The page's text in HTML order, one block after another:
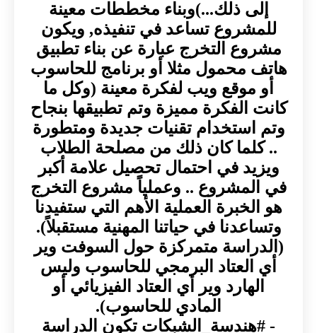
إلى ذلك...)وبناء مخططات معينة
للمشروع تساعد في تنفيذه, ويكون
مشروع التخرج عبارة عن بناء تطبيق
هاتف محمول مثلا أو برنامج للحاسوب
أو موقع ويب لفكرة معينة (وكل ما
كانت الفكرة مميزة وتم تطبيقها بنجاح
وتم استخدام تقنيات جديدة ومتطورة
.. كلما كان ذلك من مصلحة الطلاب
ويزيد في احتمال تحصيل علامة أكبر
في المشروع .. وعملياً مشروع التخرج
هو الخبرة العملية الأهم التي ستفيدنا
وتساعدنا في حياتنا المهنية مستقبلاً).
(الدراسة متمركزة حول السوفت وير
أي العتاد البرمجي للحاسوب وليس
الهارد وير أي العتاد الفيزيائي أو
المادي للحاسوب).
- #هندسة_الشبكات تكون الدراسة